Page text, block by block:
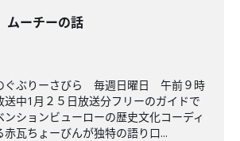
ムーチーの話
ぐぶりーさびら 毎週日曜日 午前９時
中1月２５日放送分フリーのガイドで
ションビューローの歴史文化コーディ
瓦ちょーびんが独特の語り口...